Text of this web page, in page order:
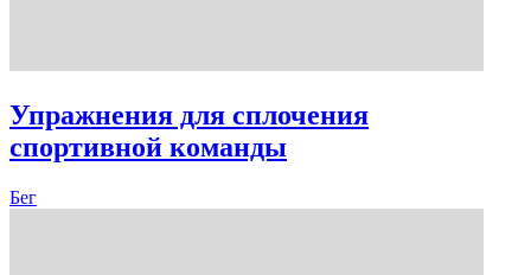
Упражнения для сплочения
спортивной команды
Бег